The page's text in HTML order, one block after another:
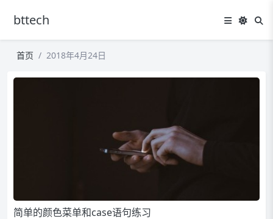
bttech
首页 2018年4月24日
简单的颜色菜单和case语句练习